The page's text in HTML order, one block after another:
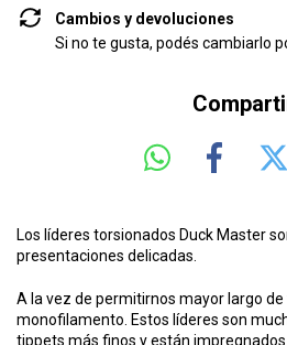
Cambios y devoluciones
Si no te gusta, podés cambiarlo
Los líderes torsionados Duck Master
presentaciones delicadas.
A la vez de permitirnos mayor largo
monofilamento. Estos líderes son
tippets más finos y están